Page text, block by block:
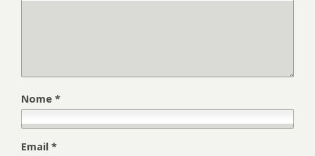
Nome *
Email *